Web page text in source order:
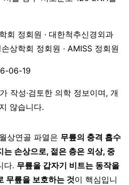
회 정회원 · 대한척추신경외과
상학회 정회원 · AMISS 정회원
06-19
작성·검토한 의학 정보이며, 개
않습니다.
상연골 파열은 무릎의 충격 흡수
는 손상으로, 젊은 층은 외상, 중
다. 무릎을 갑자기 비트는 동작을
무릎을 보호하는 것이 핵심입니